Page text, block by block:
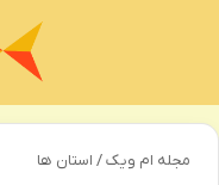
مجله ام ویک/ استان ها